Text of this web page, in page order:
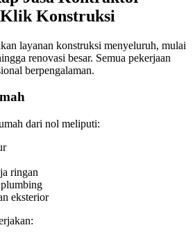
Klik Konstruksi
layanan konstruksi menyeluruh, mulai
renovasi besar. Semua pekerjaan
berpengalaman.
dari nol meliputi:
ringan
eksterior